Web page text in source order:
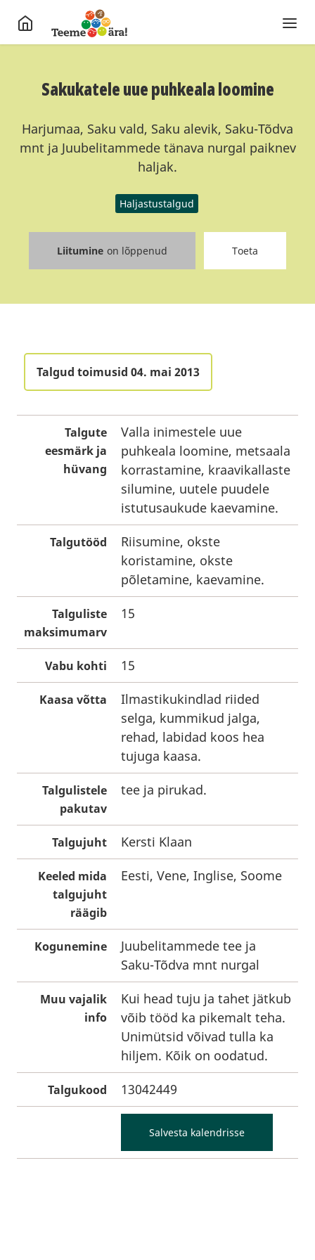
Sakukatele uue puhkeala loomine
Harjumaa, Saku vald, Saku alevik, Saku-Tõdva
mnt ja Juubelitammede tänava nurgal paiknev
haljak.
Haljastustalgud
Liitumine on lõppenud Toeta
Talgud toimusid 04. mai 2013
Talgute
eesmärk ja
hüvang
Valla inimestele uue
puhkeala loomine, metsaala
korrastamine, kraavikallaste
silumine, uutele puudele
istutusaukude kaevamine.
Talgutööd
Riisumine, okste
koristamine, okste
põletamine, kaevamine.
Talguliste
maksimumarv
15
Vabu kohti 15
Kaasa võtta
Ilmastikukindlad riided
selga, kummikud jalga,
rehad, labidad koos hea
tujuga kaasa.
Talgulistele
pakutav
tee ja pirukad.
Talgujuht Kersti Klaan
Keeled mida
talgujuht
räägib
Eesti, Vene, Inglise, Soome
Kogunemine
Juubelitammede tee ja
Saku-Tõdva mnt nurgal
Muu vajalik
info
Kui head tuju ja tahet jätkub
võib tööd ka pikemalt teha.
Unimütsid võivad tulla ka
hiljem. Kõik on oodatud.
Talgukood 13042449
Salvesta kalendrisse